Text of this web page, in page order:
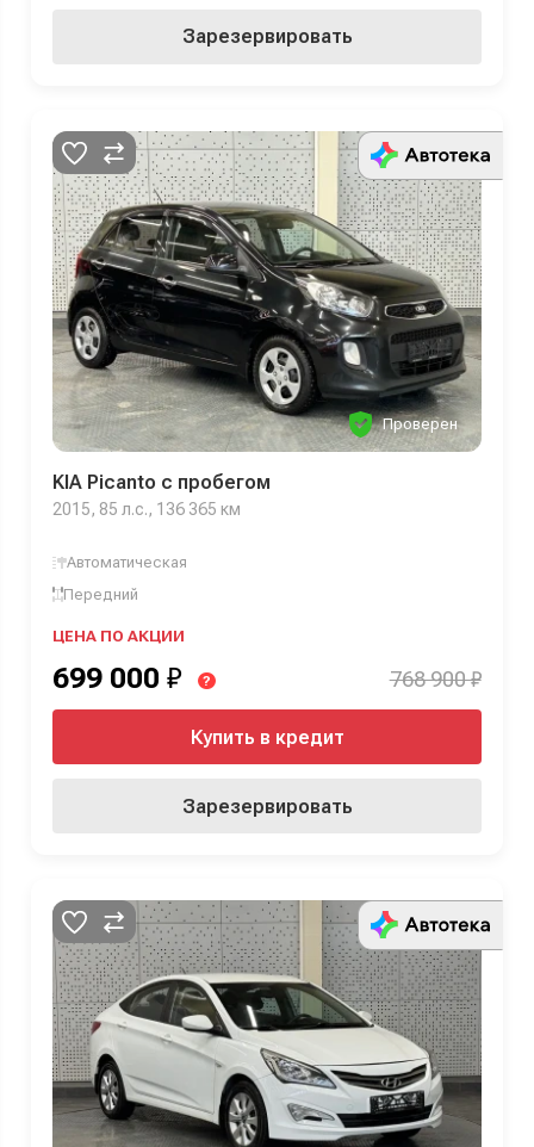
Зарезервировать
Проверен
KIA Picanto с пробегом
2015, 85 л.с., 136 365 км
Автоматическая
Передний
ЦЕНА ПО АКЦИИ
699 000 ₽ ? 768 900 ₽
Купить в кредит
Зарезервировать